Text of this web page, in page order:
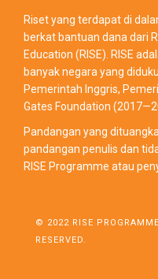
Riset yang terdapat di
berkat bantuan dana dari
Education (RISE). RISE
banyak negara yang
Pemerintah Inggris,
Gates Foundation
Pandangan yang
pandangan penulis dan
RISE Programme atau
© 2022 RISE
RESERVED.